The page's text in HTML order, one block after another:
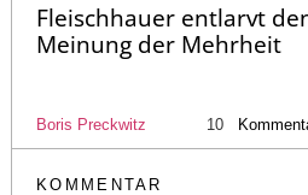
Fleischhauer entlarvt
Meinung der Mehrheit
Boris Preckwitz 10
KOMMENTAR